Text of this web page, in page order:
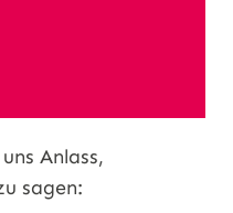
Anlass,
sagen: